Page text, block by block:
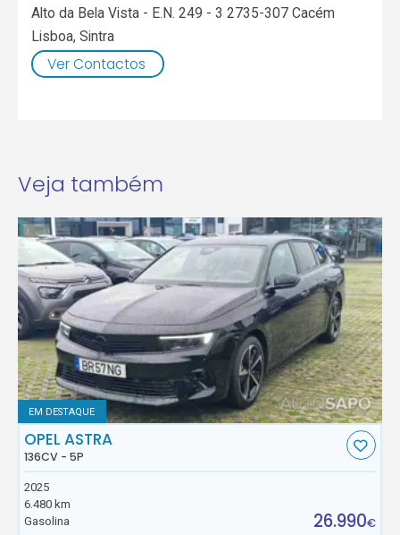
Alto da Bela Vista - E.N. 249 - 3 2735-307 Cacém
Lisboa,Sintra
Ver Contactos
Veja também
EM DESTAQUE
OPEL ASTRA
136CV - 5P
2025
6.480 km
Gasolina
26.990€